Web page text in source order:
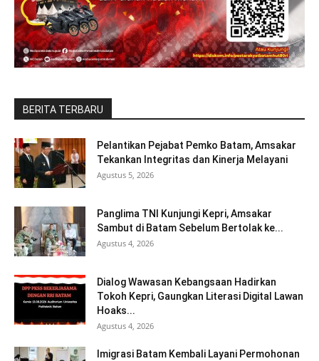
BERITA TERBARU
Pelantikan Pejabat Pemko Batam, Amsakar
Tekankan Integritas dan Kinerja Melayani
Agustus 5, 2026
Panglima TNI Kunjungi Kepri, Amsakar
Sambut di Batam Sebelum Bertolak ke...
Agustus 4, 2026
Dialog Wawasan Kebangsaan Hadirkan
Tokoh Kepri, Gaungkan Literasi Digital Lawan
Hoaks...
Agustus 4, 2026
Imigrasi Batam Kembali Layani Permohonan